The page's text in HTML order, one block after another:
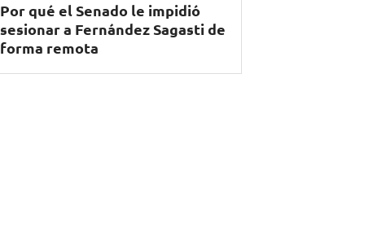
Por qué el Senado le impidió
sesionar a Fernández Sagasti de
forma remota